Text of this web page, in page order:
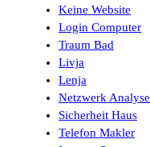
Keine Website
Login Computer
Traum Bad
Livja
Lenja
Netzwerk Analyse
Sicherheit Haus
Telefon Makler